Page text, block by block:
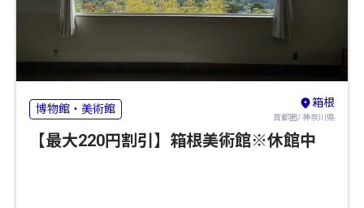
博物館・美術館 箱根
首都圏/ 神奈川県
【最大220円割引】箱根美術館※休館中